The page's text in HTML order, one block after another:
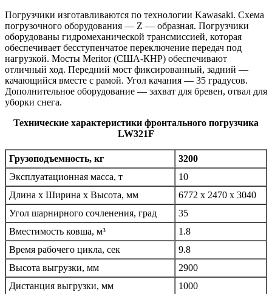
Погрузчики изготавливаются по технологии Kawasaki. Схема
погрузочного оборудования — Z — образная. Погрузчики
оборудованы гидромеханической трансмиссией, которая
обеспечивает бесступенчатое переключение передач под
нагрузкой. Мосты Meritor (США-КНР) обеспечивают
отличный ход. Передний мост фиксированный, задний —
качающийся вместе с рамой. Угол качания — 35 градусов.
Дополнительное оборудование — захват для бревен, отвал для
уборки снега.
Технические характеристики фронтального погрузчика
LW321F
Грузоподъемность, кг
3200
Эксплуатационная масса, т
10
Длина x Ширина x Высота, мм
6772 x 2470 x 3040
Угол шарнирного сочленения, град
35
Вместимость ковша, м³
1.8
Время рабочего цикла, сек
9.8
Высота выгрузки, мм
2900
Дистанция выгрузки, мм
1000